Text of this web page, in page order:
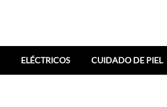
ELÉCTRICOS CUIDADO DE PIEL